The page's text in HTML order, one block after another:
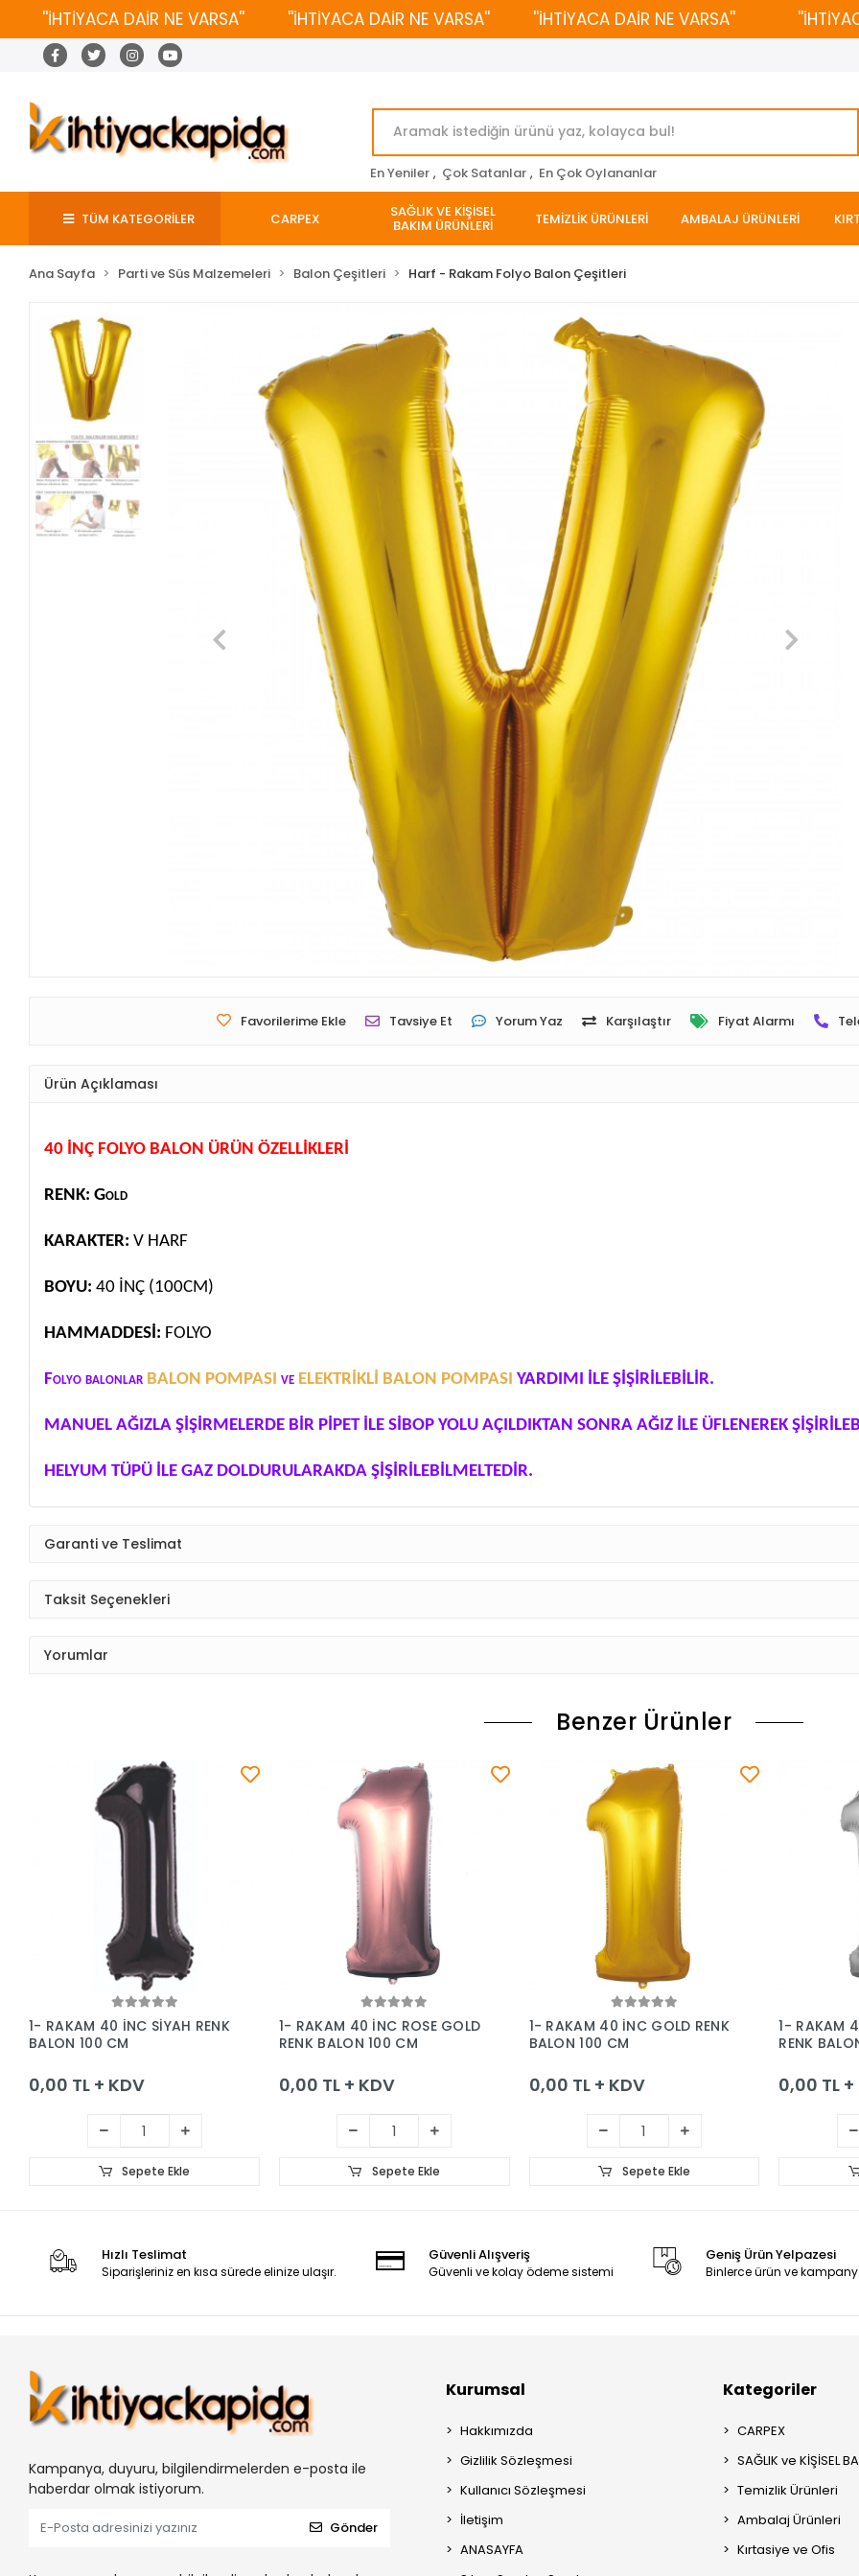
''İHTİYACA DAİR NE VARSA'' ''İHTİYACA DAİR NE VARSA'' ''İHTİYACA DAİR NE VARSA'' ''İHTİYACA
En Yeniler , Çok Satanlar , En Çok Oylananlar
TÜM KATEGORİLER CARPEX SAĞLIK VE KİŞİSEL
BAKIM ÜRÜNLERİ TEMİZLİK ÜRÜNLERİ AMBALAJ ÜRÜNLERİ
Ana Sayfa Parti ve Süs Malzemeleri Balon Çeşitleri Harf - Rakam Folyo Balon Çeşitleri
Favorilerime Ekle Tavsiye Et Yorum Yaz Karşılaştır Fiyat Alarmı
Ürün Açıklaması
40 İNÇ FOLYO BALON ÜRÜN ÖZELLİKLERİ
RENK: Gold
KARAKTER: V HARF
BOYU: 40 İNÇ (100CM)
HAMMADDESİ: FOLYO
Folyo balonlar BALON POMPASIve ELEKTRİKLİ BALON POMPASIYARDIMI İLE ŞİŞİRİLEBİLİR.
MANUEL AĞIZLA ŞİŞİRMELERDE BİR PİPET İLE SİBOP YOLU AÇILDIKTAN SONRA AĞIZ İLE ÜFLENEREK
HELYUM TÜPÜ İLE GAZ DOLDURULARAKDA ŞİŞİRİLEBİLMELTEDİR.
Garanti ve Teslimat
Taksit Seçenekleri
Yorumlar
Benzer Ürünler
Sepete Ekle
1- RAKAM 40 İNC SİYAH RENK
BALON 100 CM
0,00 TL + KDV
Sepete Ekle
Sepete Ekle
1- RAKAM 40 İNC ROSE GOLD
RENK BALON 100 CM
0,00 TL + KDV
Sepete Ekle
Sepete Ekle
1- RAKAM 40 İNC GOLD RENK
BALON 100 CM
0,00 TL + KDV
Sepete Ekle
1- RAKAM
RENK
0,00 TL +
Hızlı Teslimat
Siparişleriniz en kısa sürede elinize ulaşır.
Güvenli Alışveriş
Güvenli ve kolay ödeme sistemi
Geniş Ürün Yelpazesi
Binlerce ürün ve
Kampanya, duyuru, bilgilendirmelerden e-posta ile
haberdar olmak istiyorum.
Gönder
Kurumsal
Hakkımızda
Gizlilik Sözleşmesi
Kullanıcı Sözleşmesi
İletişim
ANASAYFA
Kategoriler
CARPEX
SAĞLIK ve KİŞİSEL
Temizlik Ürünleri
Ambalaj Ürünleri
Kırtasiye ve Ofis